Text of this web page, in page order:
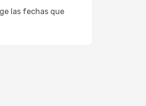
las fechas que